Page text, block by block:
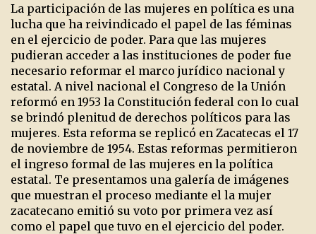
La participación de las mujeres en política es una
lucha que ha reivindicado el papel de las féminas
en el ejercicio de poder. Para que las mujeres
pudieran acceder a las instituciones de poder fue
necesario reformar el marco jurídico nacional y
estatal. A nivel nacional el Congreso de la Unión
reformó en 1953 la Constitución federal con lo cual
se brindó plenitud de derechos políticos para las
mujeres. Esta reforma se replicó en Zacatecas el 17
de noviembre de 1954. Estas reformas permitieron
el ingreso formal de las mujeres en la política
estatal. Te presentamos una galería de imágenes
que muestran el proceso mediante el la mujer
zacatecano emitió su voto por primera vez así
como el papel que tuvo en el ejercicio del poder.